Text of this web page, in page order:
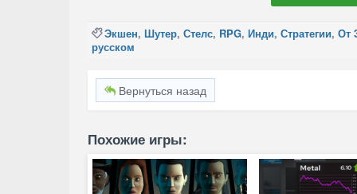
Экшен, Шутер, Стелс, RPG, Инди, Стратегии, От
русском
Вернуться назад
Похожие игры: